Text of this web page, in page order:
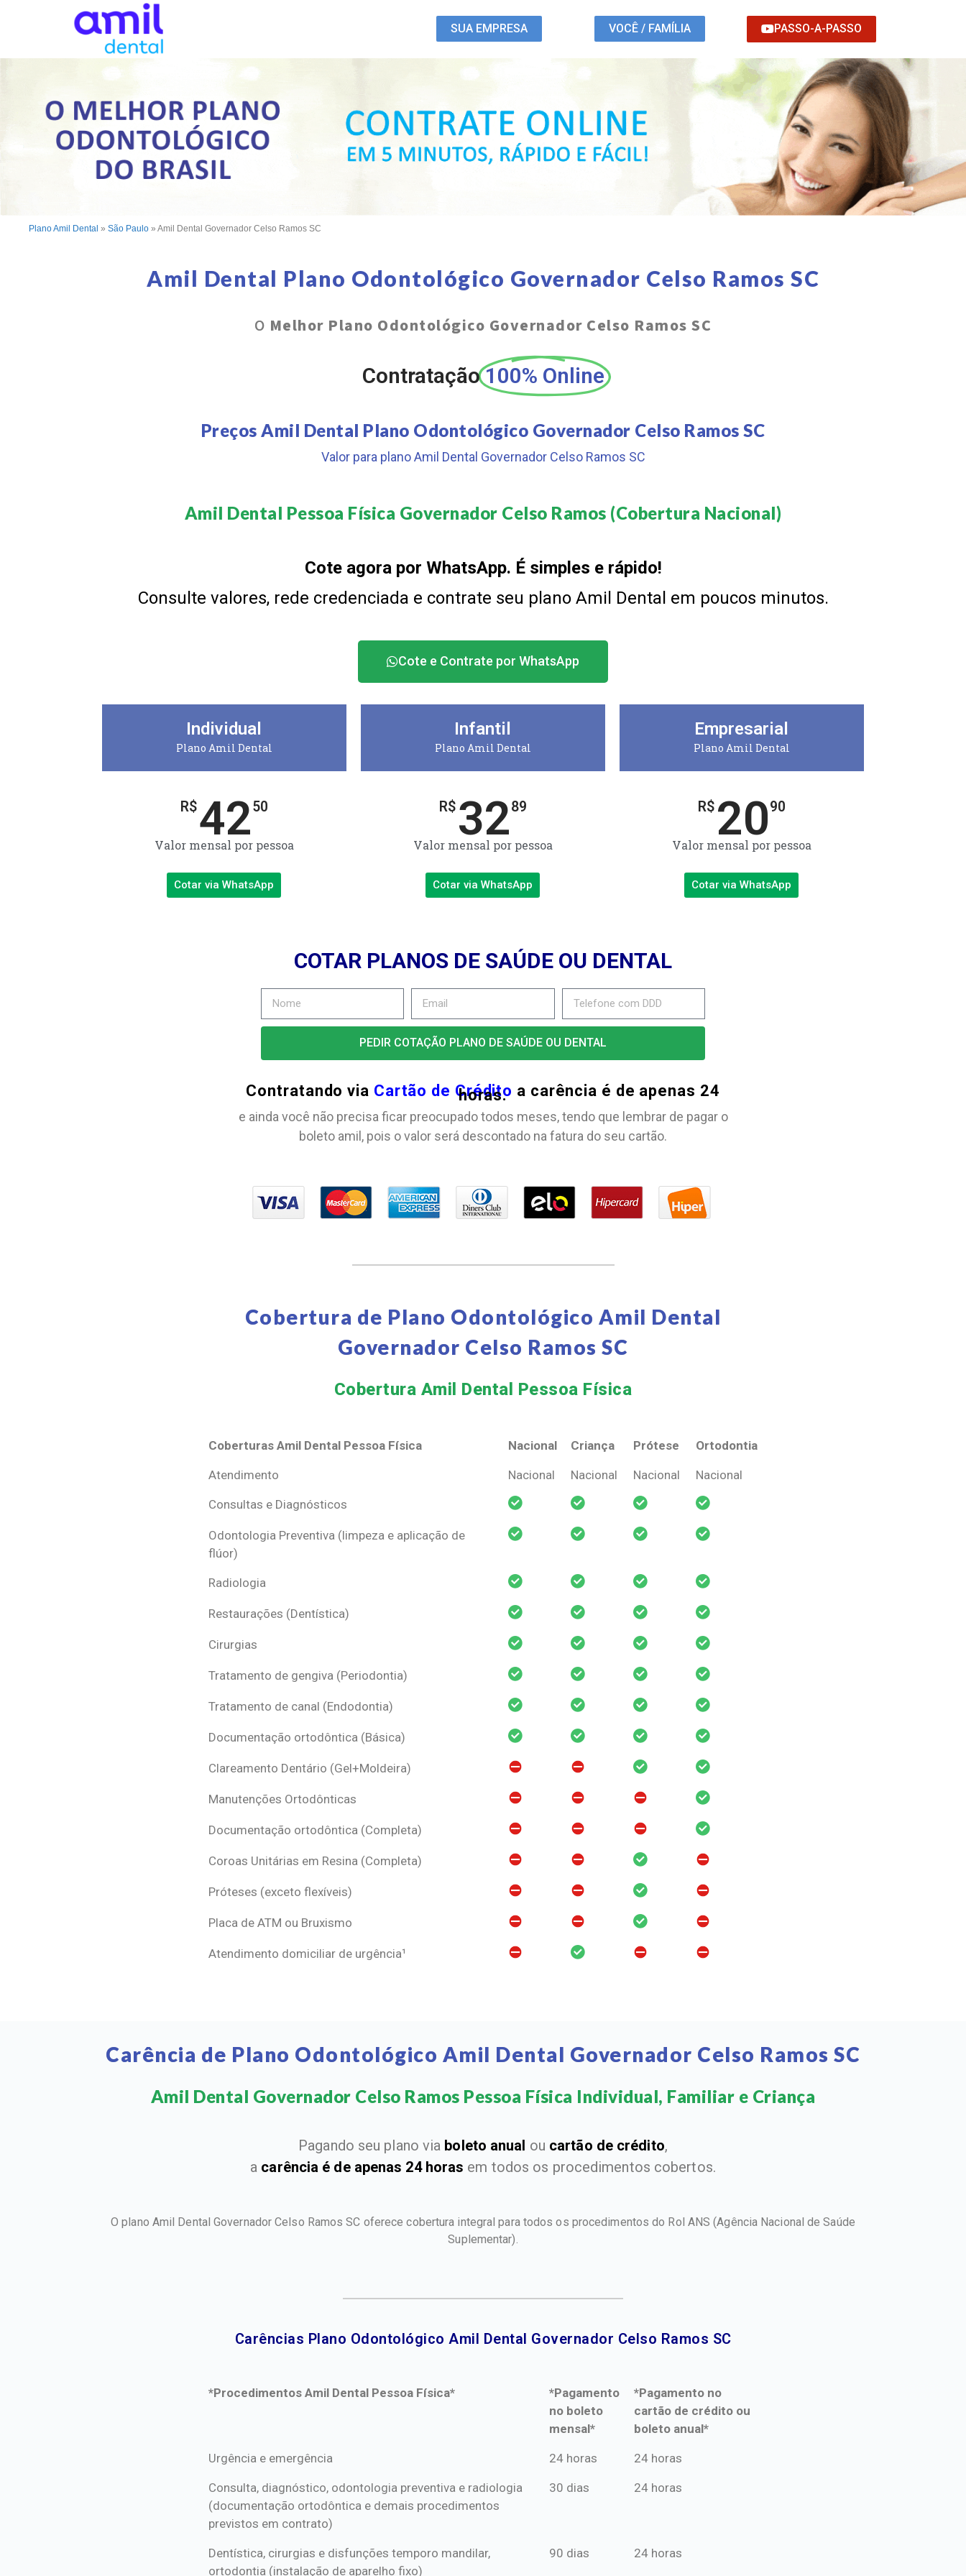
SUA EMPRESA VOCÊ / FAMÍLIA PASSO-A-PASSO
Plano Amil Dental » São Paulo » Amil Dental Governador Celso Ramos SC
Amil Dental Plano Odontológico Governador Celso Ramos SC
O Melhor Plano Odontológico Governador Celso Ramos SC
Contratação 100% Online
Preços Amil Dental Plano Odontológico Governador Celso Ramos SC
Valor para plano Amil Dental Governador Celso Ramos SC
Amil Dental Pessoa Física Governador Celso Ramos (Cobertura Nacional)​
Cote agora por WhatsApp. É simples e rápido!
Consulte valores, rede credenciada e contrate seu plano Amil Dental em poucos minutos.
Cote e Contrate por WhatsApp
Individual
Plano Amil Dental
R$4250
Valor mensal por pessoa
Cotar via WhatsApp
Infantil
Plano Amil Dental
R$ 3289
Valor mensal por pessoa
Cotar via WhatsApp
Empresarial
Plano Amil Dental
R$ 2090
Valor mensal por pessoa
Cotar via WhatsApp
COTAR PLANOS DE SAÚDE OU DENTAL
PEDIR COTAÇÃO PLANO DE SAÚDE OU DENTAL
Contratando via Cartão de Crédito a carência é de apenas 24
horas.
e ainda você não precisa ficar preocupado todos meses, tendo que lembrar de pagar o
boleto amil, pois o valor será descontado na fatura do seu cartão.
Cobertura de Plano Odontológico Amil Dental
Governador Celso Ramos SC
Cobertura Amil Dental Pessoa Física​
Coberturas Amil Dental Pessoa Física Nacional Criança Prótese
Ortodontia
Coberturas Amil Dental Pessoa Física
Nacional Criança Prótese Ortodontia
Atendimento Nacional Nacional Nacional Nacional
Consultas e Diagnósticos
Odontologia Preventiva (limpeza e aplicação de
flúor)
Radiologia
Restaurações (Dentística)
Cirurgias
Tratamento de gengiva (Periodontia)
Tratamento de canal (Endodontia)
Documentação ortodôntica (Básica)
Clareamento Dentário (Gel+Moldeira)
Manutenções Ortodônticas
Documentação ortodôntica (Completa)
Coroas Unitárias em Resina (Completa)
Próteses (exceto flexíveis)
Placa de ATM ou Bruxismo
Atendimento domiciliar de urgência¹
Carência de Plano Odontológico Amil Dental Governador Celso Ramos SC
Amil Dental Governador Celso Ramos Pessoa Física Individual, Familiar e Criança​
Pagando seu plano via boleto anual ou cartão de crédito,
a carência é de apenas 24 horas em todos os procedimentos cobertos.
O plano Amil Dental Governador Celso Ramos SC oferece cobertura integral para todos os procedimentos do Rol ANS(Agência Nacional de Saúde
Suplementar).
Carências Plano Odontológico Amil Dental Governador Celso Ramos SC​
*Procedimentos Amil Dental Pessoa Física*
*Pagamento
no boleto
mensal*
*Pagamento no
cartão de crédito ou
boleto anual*
*Procedimentos Amil Dental Pessoa Física*
*Pagamento
mensal*
*Pagamento no
boleto anual*
Urgência e emergência 24 horas 24 horas
Consulta, diagnóstico, odontologia preventiva e radiologia
(documentação ortodôntica e demais procedimentos
previstos em contrato)
30 dias 24 horas
Dentística, cirurgias e disfunções temporo mandilar,
ortodontia (instalação de aparelho fixo)
90 dias 24 horas